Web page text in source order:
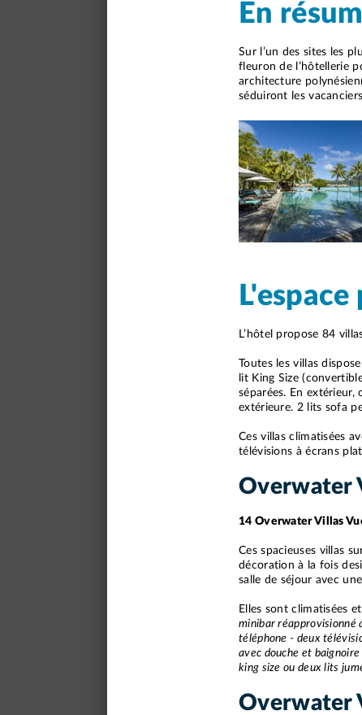
En
Sur l’un des sites les
fleuron de l’hôtellerie
architecture
séduiront les
L’hôtel propose 84
Toutes les villas
lit King Size
séparées. En
extérieure. 2 lits sofa
Ces villas climatisées
télévisions à écrans
Overwater
14 Overwater Villas
Ces spacieuses villas
décoration à la fois
salle de séjour avec
Elles sont climatisées
minibar réapprovisionné
téléphone - deux
avec douche et
king size ou deux lits
Overwater